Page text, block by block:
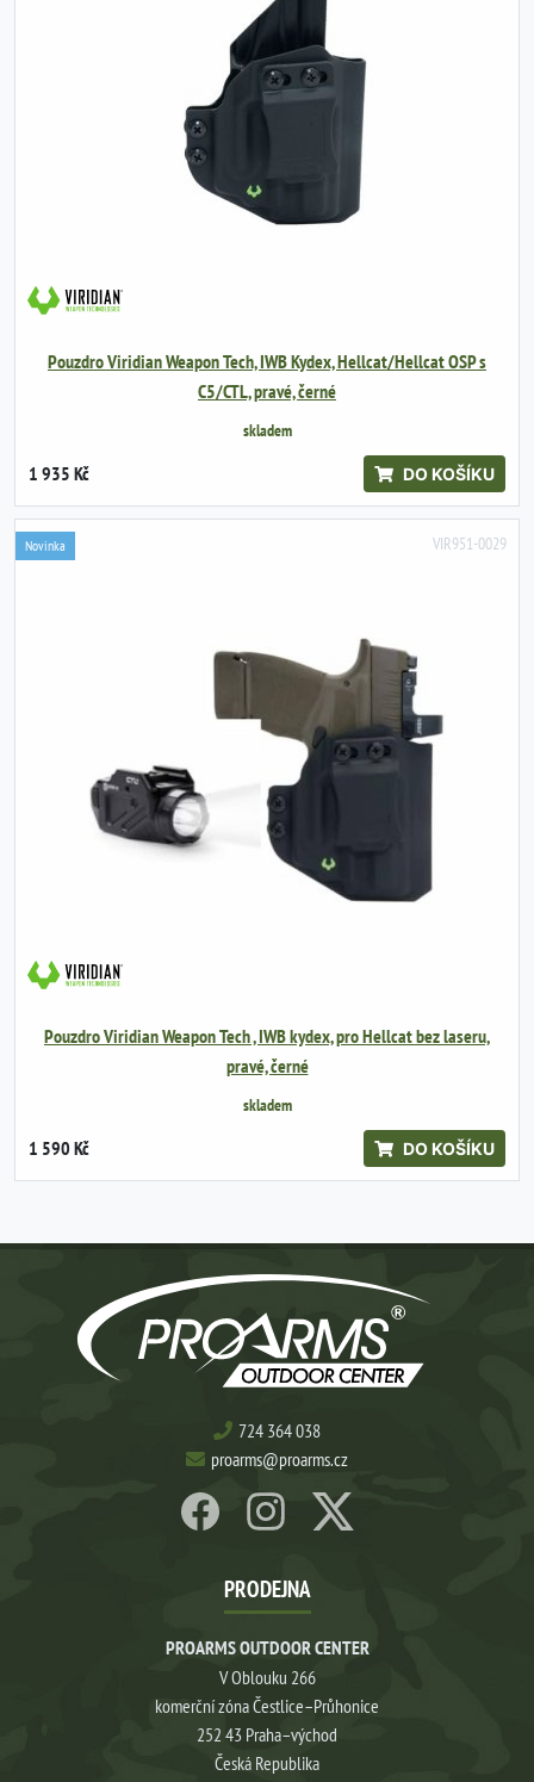
Pouzdro Viridian Weapon Tech, IWB Kydex, Hellcat/Hellcat OSP s
C5/CTL, pravé, černé
skladem
1 935 Kč DO KOŠÍKU
VIR951-0029
Novinka
Pouzdro Viridian Weapon Tech , IWB kydex, pro Hellcat bez laseru,
pravé, černé
skladem
1 590 Kč DO KOŠÍKU
724 364 038
proarms@proarms.cz
PRODEJNA
PROARMS OUTDOOR CENTER
V Oblouku 266
komerční zóna Čestlice–Průhonice
252 43 Praha–východ
Česká Republika